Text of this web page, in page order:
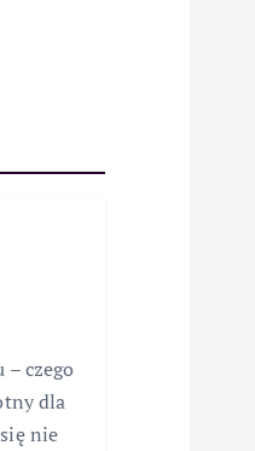
– czego
dla
nie